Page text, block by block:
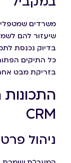
משרדים
שיעזור להם
בדיוק נכנסת
כל התיקים
בזריקת מבט
CRM
ניהול